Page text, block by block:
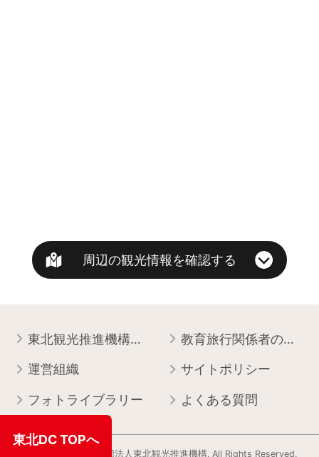
周辺の観光情報を確認する
東北観光推進機構について 教育旅行関係者の皆様へ
運営組織 サイトポリシー
フォトライブラリー よくある質問
Copyright © 一般社団法人東北観光推進機構. All Rights Reserved.
東北DC TOPへ